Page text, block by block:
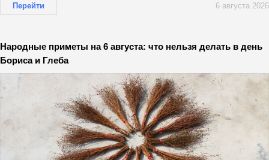
Перейти 6 августа 2026
Народные приметы на 6 августа: что нельзя делать в день
Бориса и Глеба